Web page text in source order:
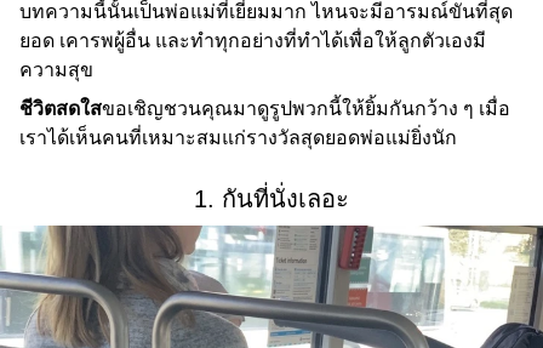
บทความนี้นั้นเป็นพ่อแม่ที่เยี่ยมมาก ไหนจะมีอารมณ์ขันที่สุด
ยอด เคารพผู้อื่น และทำทุกอย่างที่ทำได้เพื่อให้ลูกตัวเองมี
ความสุข
ชีวิตสดใสขอเชิญชวนคุณมาดูรูปพวกนี้ให้ยิ้มกันกว้าง ๆ เมื่อ
เราได้เห็นคนที่เหมาะสมแก่รางวัลสุดยอดพ่อแม่ยิ่งนัก
1. กันที่นั่งเลอะ